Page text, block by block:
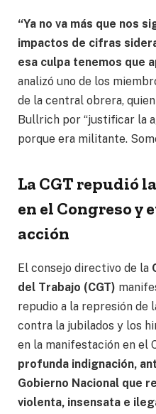
“Ya no va más que nos
impactos de cifras
esa culpa tenemos que
analizó uno de los
de la central obrera,
Bullrich por “justificar la
porque era militante.
La CGT repudió
en el Congreso y
acción
El consejo directivo de la
del Trabajo (CGT)
repudio a la represión de
contra la jubilados y los
en la manifestación en el
profunda indignación,
Gobierno Nacional que
violenta, insensata e